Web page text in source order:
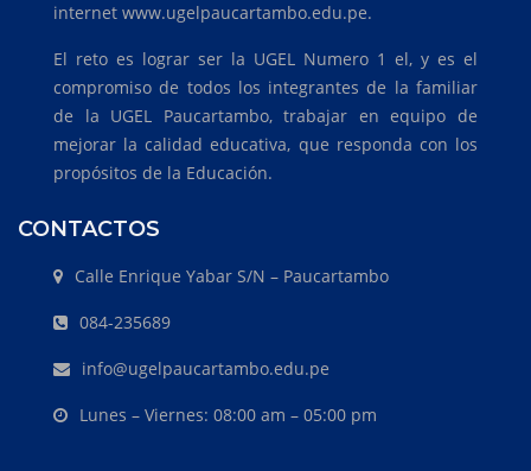
internet www.ugelpaucartambo.edu.pe.
El reto es lograr ser la UGEL Numero 1 el, y es el
compromiso de todos los integrantes de la familiar
de la UGEL Paucartambo, trabajar en equipo de
mejorar la calidad educativa, que responda con los
propósitos de la Educación.
CONTACTOS
Calle Enrique Yabar S/N – Paucartambo
084-235689
info@ugelpaucartambo.edu.pe
Lunes – Viernes: 08:00 am – 05:00 pm